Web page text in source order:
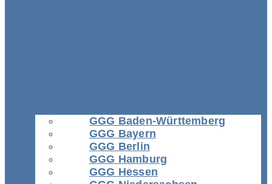
GGG Baden-Württemberg
GGG Bayern
GGG Berlin
GGG Hamburg
GGG Hessen